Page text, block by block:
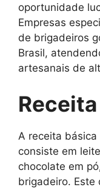
oportunidade
Empresas
de brigadeiros
Brasil,
artesanais de
A receita
consiste em
chocolate em
brigadeiro. Este